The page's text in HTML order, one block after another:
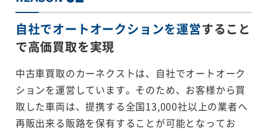
自社でオートオークションを運営すること
で高価買取を実現
中古車買取のカーネクストは、自社でオートオーク
ションを運営しています。そのため、お客様から買
取した車両は、提携する全国13,000社以上の業者へ
再販出来る販路を保有することが可能となってお